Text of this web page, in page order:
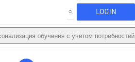
SEARCH LOG IN
обучения с учетом